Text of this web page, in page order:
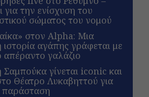
για την ενίσχυση του
σώματος του νομού
στον Alpha: Μια
ιστορία αγάπης γράφεται με
απέραντο γαλάζιο
γίνεται iconic και
Θέατρο Λυκαβηττού για
παράσταση